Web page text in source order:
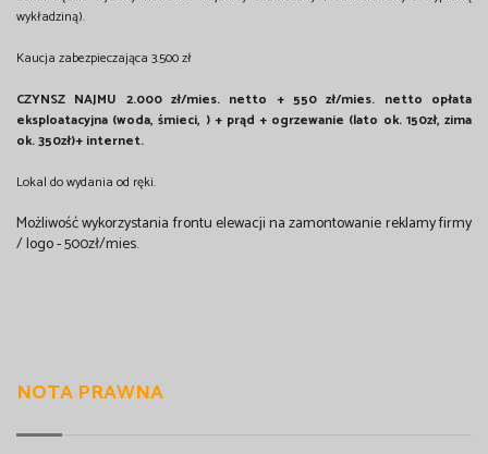
wykładziną).
Kaucja zabezpieczająca 3.500 zł
CZYNSZ NAJMU 2.000 zł/mies. netto + 550 zł/mies. netto opłata
eksploatacyjna (woda, śmieci, ) + prąd + ogrzewanie (lato ok. 150zł, zima
ok. 350zł)+ internet.
Lokal do wydania od ręki.
Możliwość wykorzystania frontu elewacji na zamontowanie reklamy firmy
/ logo - 500zł/mies.
NOTA PRAWNA